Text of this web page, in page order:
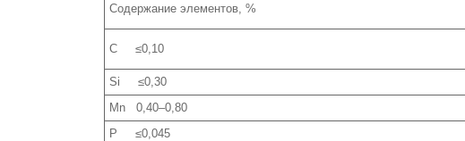
Содержание элементов, %
С ≤0,10
Si ≤0,30
Mn 0,40–0,80
P ≤0,045